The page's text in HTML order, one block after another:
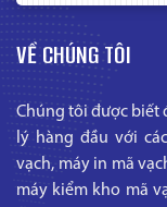
VỀ CHÚNG TÔI
Chúng tôi được biết
lý hàng đầu với
vạch, máy in mã
máy kiểm kho mã